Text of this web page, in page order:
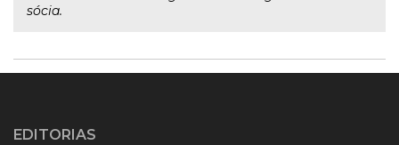
sócia.
EDITORIAS